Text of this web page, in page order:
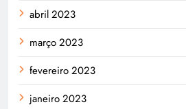
abril 2023
março 2023
fevereiro 2023
janeiro 2023